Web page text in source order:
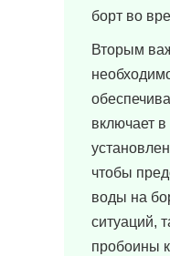
борт во
Вторым
включает
чтобы
воды на
ситуаций,
пробоины